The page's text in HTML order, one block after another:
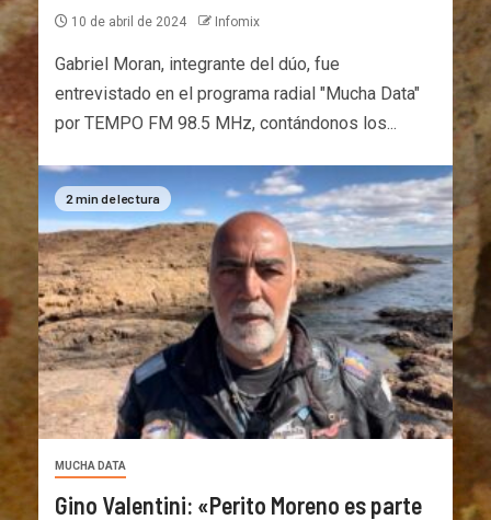
10 de abril de 2024 Infomix
Gabriel Moran, integrante del dúo, fue
entrevistado en el programa radial "Mucha Data"
por TEMPO FM 98.5 MHz, contándonos los...
2 min de lectura
MUCHA DATA
Gino Valentini: «Perito Moreno es parte